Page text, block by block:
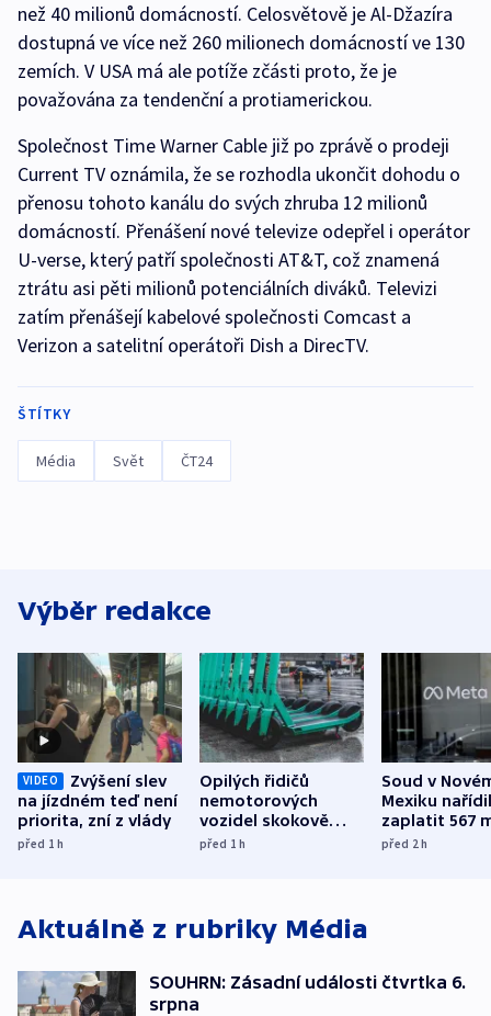
než 40 milionů domácností. Celosvětově je Al-Džazíra
dostupná ve více než 260 milionech domácností ve 130
zemích. V USA má ale potíže zčásti proto, že je
považována za tendenční a protiamerickou.
Společnost Time Warner Cable již po zprávě o prodeji
Current TV oznámila, že se rozhodla ukončit dohodu o
přenosu tohoto kanálu do svých zhruba 12 milionů
domácností. Přenášení nové televize odepřel i operátor
U-verse, který patří společnosti AT&T, což znamená
ztrátu asi pěti milionů potenciálních diváků. Televizi
zatím přenášejí kabelové společnosti Comcast a
Verizon a satelitní operátoři Dish a DirecTV.
ŠTÍTKY
Média Svět ČT24
Výběr redakce
VIDEO
Zvýšení slev
na jízdném teď není
priorita, zní z vlády
před 1h
Opilých řidičů
nemotorových
vozidel skokově
přibylo, nejvíc ve
před 1h
Soud v
Mexiku
zaplatit 567
dolarů kvůli
před 2h
Aktuálně z rubriky Média
SOUHRN: Zásadní události čtvrtka 6.
srpna